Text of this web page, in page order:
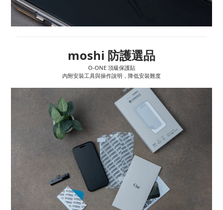
moshi 防護選品
O-ONE 頂級保護貼
內附安裝工具與操作說明，降低安裝難度